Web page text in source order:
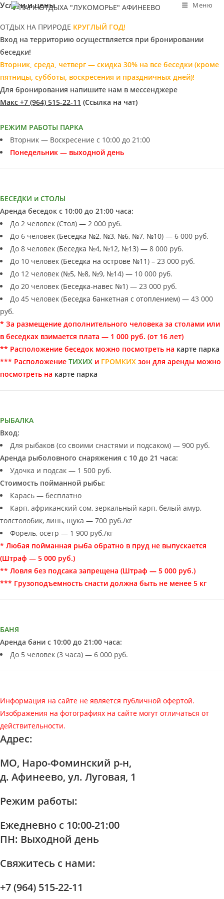
Перейти
содержимому
Меню
Услуги и цены
ОТДЫХ НА ПРИРОДЕ КРУГЛЫЙ ГОД!
Вход на территорию осуществляется при бронировании
беседки!
Вторник, среда, четверг — скидка 30% на все беседки (кроме
пятницы, субботы, воскресения и праздничных дней)!
Для бронирования напишите нам в мессенджере
Макс +7 (964) 515-22-11 (Ссылка на чат)
РЕЖИМ РАБОТЫ ПАРКА
Вторник — Воскресение с 10:00 до 21:00
Понедельник — выходной день
БЕСЕДКИ и СТОЛЫ
Аренда беседок с 10:00 до 21:00 часа:
До 2 человек (Стол) — 2 000 руб.
До 6 человек (Беседка №2, №3, №6, №7, №10) — 6 000 руб.
До 8 человек (Беседка №4, №12, №13) — 8 000 руб.
До 10 человек (Беседка на острове №11) – 23 000 руб.
До 12 человек (№5, №8, №9, №14) — 10 000 руб.
До 20 человек (Беседка-навес №1) — 23 000 руб.
До 45 человек (Беседка банкетная с отоплением) — 43 000
руб.
* За размещение дополнительного человека за столами или
в беседках взимается плата — 1 000 руб. (от 16 лет)
** Расположение беседок можно посмотреть на карте парка
*** Расположение ТИХИХ и ГРОМКИХ зон для аренды можно
посмотреть на карте парка
РЫБАЛКА
Вход:
Для рыбаков (со своими снастями и подсаком) — 900 руб.
Аренда рыболовного снаряжения с 10 до 21 часа:
Удочка и подсак — 1 500 руб.
Стоимость пойманной рыбы:
Карась — бесплатно
Карп, африканский сом, зеркальный карп, белый амур,
толстолобик, линь, щука — 700 руб./кг
Форель, осётр — 1 900 руб./кг
* Любая пойманная рыба обратно в пруд не выпускается
(Штраф — 5 000 руб.)
** Ловля без подсака запрещена (Штраф — 5 000 руб.)
*** Грузоподъемность снасти должна быть не менее 5 кг
БАНЯ
Аренда бани с 10:00 до 21:00 часа:
До 5 человек (3 часа) — 6 000 руб.
Информация на сайте не является публичной офертой.
Изображения на фотографиях на сайте могут отличаться от
действительности.
Адрес:
МО, Наро-Фоминский р-н,
д. Афинеево, ул. Луговая, 1
Режим работы:
Ежедневно с 10:00-21:00
ПН: Выходной день
Свяжитесь с нами:
+7 (964) 515-22-11